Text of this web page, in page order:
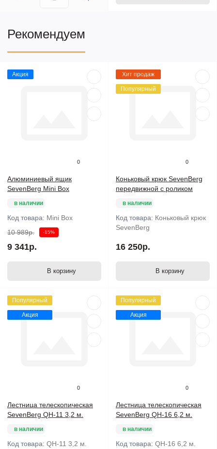
Рекомендуем
Акция
0
Алюминиевый ящик
SevenBerg Mini Box
в наличии
Код товара: Mini Box
10 989р.
-15%
9 341р.
В корзину
Хит продаж
Популярный
0
Коньковый крюк SevenBerg
передвижной с роликом
в наличии
Код товара: Коньковый крюк
SevenBerg
16 250р.
В корзину
Популярный
Акция
0
Лестница телескопическая
SevenBerg QH-11 3,2 м.
в наличии
Код товара: QH-11 3,2 м.
Популярный
Акция
0
Лестница телескопическая
SevenBerg QH-16 6,2 м.
в наличии
Код товара: QH-16 6,2 м.